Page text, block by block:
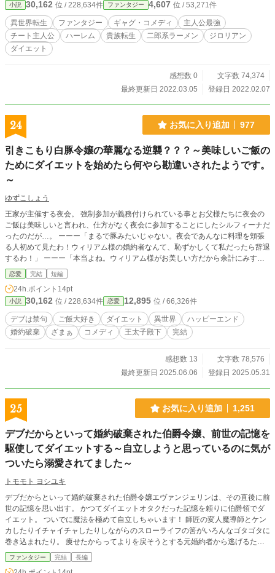
ラゴンを瞬殺出来る圧倒的な武力、主人公に好意を抱く周囲の美女と同じく、神
から与えられたものだった。 しかしそんなものを望んでいるわけがないの
で、主人公は理想的な細マッチョを目指してダイエットを試みる。 そんな
彼に立ち塞がるのは二郎系ラーメンやデザートの誘惑という生易しい物ではな
い。 １０㎞のランニングや騎士団との訓練すらものともしない圧倒的なステ
遂げてしまった。 強敵との対決なら良い運動になると思ったから。
小説 30,162 位 / 228,634件 ファンタジー 4,607 位 / 53,271件
異世界転生 ファンタジー ギャグ・コメディ
主人公最強
チート主人公
ハーレム 貴族転生 二郎系ラーメン
ジロリアン
ダイエット
感想数 0
文字数 74,374
最終更新日 2022.03.05
登録日 2022.02.07
24 お気に入り追加 977
引きこもり白豚令嬢の華麗なる逆襲？？？～美味しいご飯の
ためにダイエットを始めたら何やら勘違いされたようです。
～
ゆずこしょう
王家が主催する夜会。 強制参加が義務付けられている事とお父様たちに夜会の
ご飯は美味しいと言われ、仕方がなく夜会に参加することにしたシルフィーナだ
ったのだが…。 ーーー「まるで豚みたいじゃない。夜会であんなに料理を頬張
る人初めて見たわ！ウィリアム様の婚約者なんて、恥ずかしくて私だったら辞退
するわ！」 ーーー「本当よね。ウィリアム様がお美しい方だから余計にみすぼ
らしく感じるわよね。それにウィリアム様には愛していらっしゃる方もいるの
よ。図々しいったらないんだから…！！」 ーーー「あっ…噂をしていれば…ウ
ィリアム様とミレーナ様よ。あの二人は絵になるわね。それに比べてあの豚。ど
っか行ってくれないかしら…」 夜会の会場のどこにいても聞こえてくるのはシ
ルフィーナに対する暴言ばかり… しかし、シルフィーナは気にしない。 「（お
腹すいてイライラしているのね。こんなに美味しいものがおるのだから食べれば
いいのに…）」 いっぱい食べてお腹がいっぱいなったシルフィーナが満足して
立つミレーナと、他の人たちと同じように虫でも見るような目で見てくるウィリ
性がいるんだ。それにお前のような豚と結婚したら末代までの恥だ！俺との婚約
を破棄して欲しい。」 豚と言われることを悪口だと思っていないシルフィーナ
だったが、とあるミレーナの一言によって事態は大きく動いていく。 「残念だ
ったわね。おデブちゃん。ウィリアムは私以外愛せないそうなの。だから私にウ
ィリアムを頂戴。ね？お願い…。お・で・ぶ・ちゃん！！」 「で…ぶ…？」 そ
の言葉を聞いた瞬間、シルフィーナの頭の中に色々な記憶が蘇った。
恋愛 完結 短編
24h.ポイント 14pt
小説 30,162 位 / 228,634件 恋愛 12,895 位 / 66,326件
デブは禁句 ご飯大好き ダイエット 異世界
ハッピーエンド
婚約破棄
ざまぁ コメディ 王太子殿下 完結
感想数 13
文字数 78,576
最終更新日 2025.06.06
登録日 2025.05.31
25 お気に入り追加 1,251
デブだからといって婚約破棄された伯爵令嬢、前世の記憶を
駆使してダイエットする～自立しようと思っているのに気が
ついたら溺愛されてました～
トモモト ヨシユキ
デブだからといって婚約破棄された伯爵令嬢エヴァンジェリンは、その直後に前
世の記憶を思い出す。 かつてダイエットオタクだった記憶を頼りに伯爵領でダ
イエット。 ついでに魔法を極めて自立しちゃいます！ 師匠の変人魔導師とケン
カしたりイチャイチャしたりしながらのスローライフの筈がいろんなゴタゴタに
巻き込まれたり。 痩せたからってよりを戻そうとする元婚約者から逃げるため
に偽装婚約してみたり。 波乱万丈な転生ライフです。 エブリスタにも掲載して
います。
ファンタジー 完結 長編